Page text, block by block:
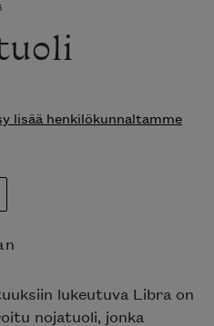
lisää henkilökunnaltamme
lukeutuva Libra on
nojatuoli, jonka